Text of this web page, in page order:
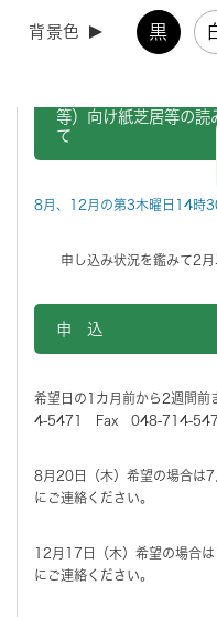
背景色 黒
催します
等）向け紙芝居等の読
て
8月、12月の第3木曜日14時
申し込み状況を鑑みて2月
申 込
希望日の1カ月前から2週間
4-5471 Fax 048-714-
8月20日（木）希望の場合は
にご連絡ください。
12月17日（木）希望の場合
にご連絡ください。